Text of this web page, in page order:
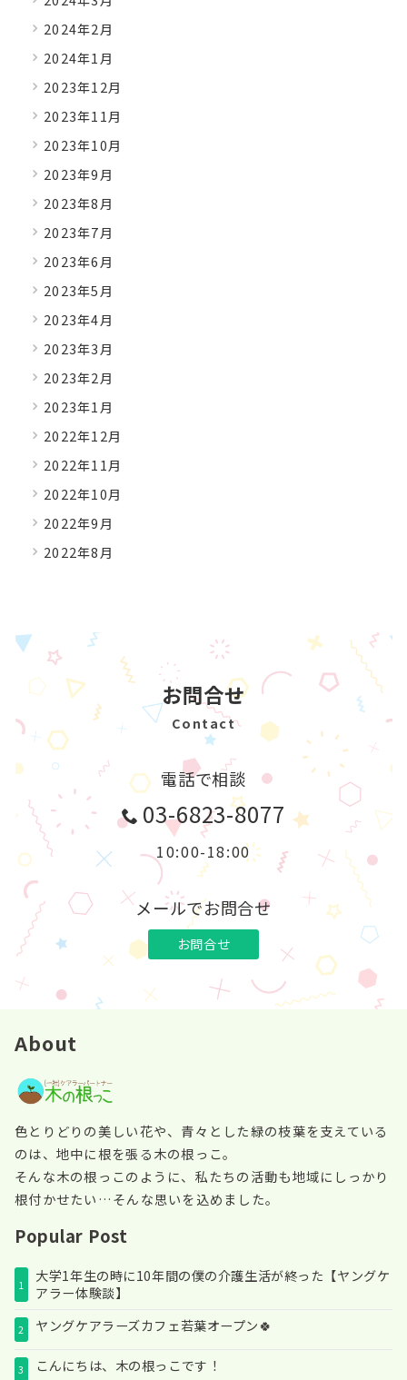
2024年2月
2024年1月
2023年12月
2023年11月
2023年10月
2023年9月
2023年8月
2023年7月
2023年6月
2023年5月
2023年4月
2023年3月
2023年2月
2023年1月
2022年12月
2022年11月
2022年10月
2022年9月
2022年8月
お問合せ
Contact
電話で相談
03-6823-8077
10:00-18:00
メールでお問合せ
お問合せ
About
色とりどりの美しい花や、青々とした緑の枝葉を支えている
のは、地中に根を張る木の根っこ。
そんな木の根っこのように、私たちの活動も地域にしっかり
根付かせたい…そんな思いを込めました。
Popular Post
1
大学1年生の時に10年間の僕の介護生活が終った【ヤングケ
アラー体験談】
2 ヤングケアラーズカフェ若葉オープン🍀
3 こんにちは、木の根っこです！